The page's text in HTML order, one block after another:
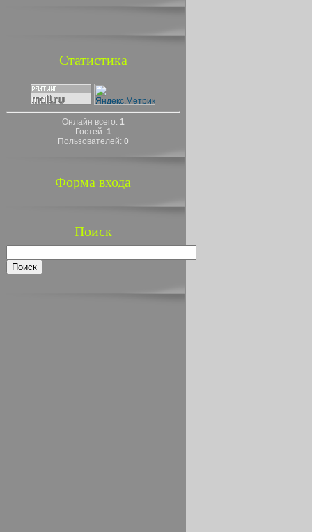
Статистика
Онлайн всего: 1
Гостей: 1
Пользователей: 0
Форма входа
Поиск